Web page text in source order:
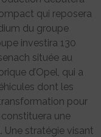
qui reposera
du groupe
investira 130
située au
d’Opel, qui a
dont les
pour
une
Une stratégie visant